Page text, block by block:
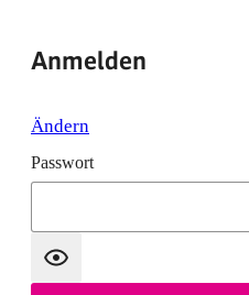
Anmelden
Ändern
Passwort